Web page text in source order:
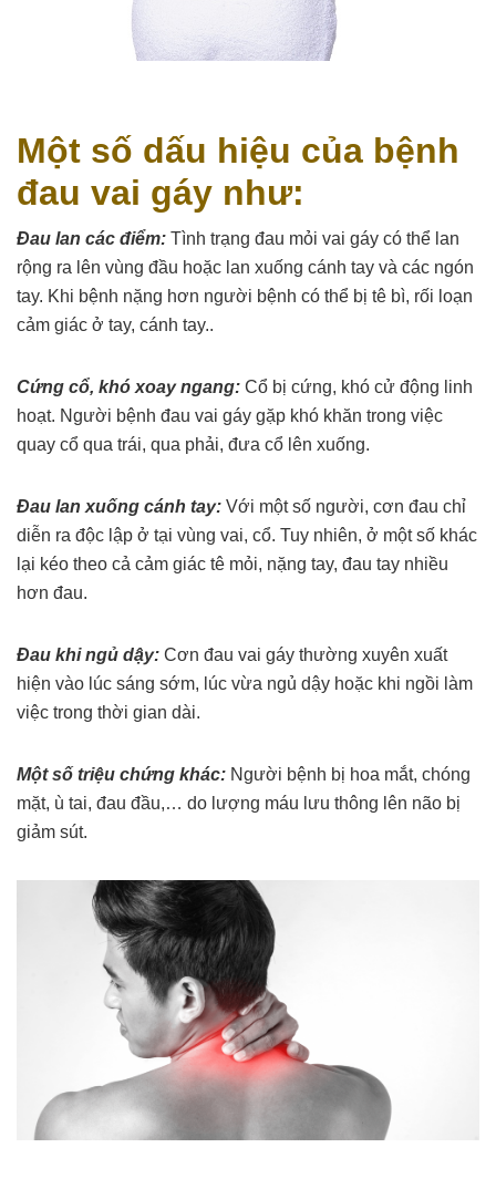
Một số dấu hiệu của bệnh
đau vai gáy như:
Đau lan các điểm: Tình trạng đau mỏi vai gáy có thể lan
rộng ra lên vùng đầu hoặc lan xuống cánh tay và các ngón
tay. Khi bệnh nặng hơn người bệnh có thể bị tê bì, rối loạn
cảm giác ở tay, cánh tay..
Cứng cổ, khó xoay ngang: Cổ bị cứng, khó cử động linh
hoạt. Người bệnh đau vai gáy gặp khó khăn trong việc
quay cổ qua trái, qua phải, đưa cổ lên xuống.
Đau lan xuống cánh tay: Với một số người, cơn đau chỉ
diễn ra độc lập ở tại vùng vai, cổ. Tuy nhiên, ở một số khác
lại kéo theo cả cảm giác tê mỏi, nặng tay, đau tay nhiều
hơn đau.
Đau khi ngủ dậy: Cơn đau vai gáy thường xuyên xuất
hiện vào lúc sáng sớm, lúc vừa ngủ dậy hoặc khi ngồi làm
việc trong thời gian dài.
Một số triệu chứng khác: Người bệnh bị hoa mắt, chóng
mặt, ù tai, đau đầu,… do lượng máu lưu thông lên não bị
giảm sút.